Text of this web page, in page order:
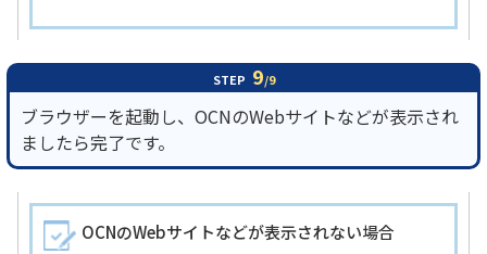
STEP 9/9
ブラウザーを起動し、OCNのWebサイトなどが表示され
ましたら完了です。
OCNのWebサイトなどが表示されない場合